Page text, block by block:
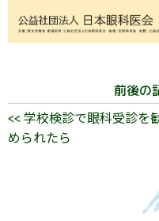
前後の
<< 学校検診で眼科受診を
められたら